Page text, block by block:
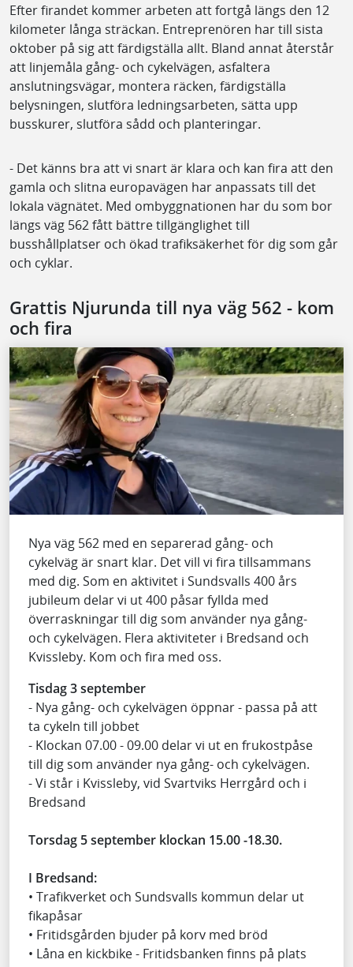
Efter firandet kommer arbeten att fortgå längs den 12
kilometer långa sträckan. Entreprenören har till sista
oktober på sig att färdigställa allt. Bland annat återstår
att linjemåla gång- och cykelvägen, asfaltera
anslutningsvägar, montera räcken, färdigställa
belysningen, slutföra ledningsarbeten, sätta upp
busskurer, slutföra sådd och planteringar.
- Det känns bra att vi snart är klara och kan fira att den
gamla och slitna europavägen har anpassats till det
lokala vägnätet. Med ombyggnationen har du som bor
längs väg 562 fått bättre tillgänglighet till
busshållplatser och ökad trafiksäkerhet för dig som går
och cyklar.
Grattis Njurunda till nya väg 562 - kom
och fira
Nya väg 562 med en separerad gång- och
cykelväg är snart klar. Det vill vi fira tillsammans
med dig. Som en aktivitet i Sundsvalls 400 års
jubileum delar vi ut 400 påsar fyllda med
överraskningar till dig som använder nya gång-
och cykelvägen. Flera aktiviteter i Bredsand och
Kvissleby. Kom och fira med oss.
Tisdag 3 september
- Nya gång- och cykelvägen öppnar - passa på att
ta cykeln till jobbet
- Klockan 07.00 - 09.00 delar vi ut en frukostpåse
till dig som använder nya gång- och cykelvägen.
- Vi står i Kvissleby, vid Svartviks Herrgård och i
Bredsand
Torsdag 5 september klockan 15.00 -18.30.
I Bredsand:
• Trafikverket och Sundsvalls kommun delar ut
fikapåsar
• Fritidsgården bjuder på korv med bröd
• Låna en kickbike - Fritidsbanken finns på plats